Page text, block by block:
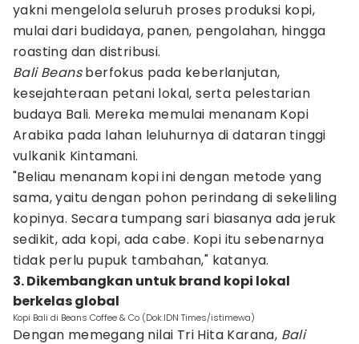
yakni mengelola seluruh proses produksi kopi,
mulai dari budidaya, panen, pengolahan, hingga
roasting dan distribusi.
Bali Beansberfokus pada keberlanjutan,
kesejahteraan petani lokal, serta pelestarian
budaya Bali. Mereka memulai menanam Kopi
Arabika pada lahan leluhurnya di dataran tinggi
vulkanik Kintamani.
"Beliau menanam kopi ini dengan metode yang
sama, yaitu dengan pohon perindang di sekeliling
kopinya. Secara tumpang sari biasanya ada jeruk
sedikit, ada kopi, ada cabe. Kopi itu sebenarnya
tidak perlu pupuk tambahan," katanya.
3. Dikembangkan untuk brand kopi lokal
berkelas global
Kopi Bali di Beans Coffee & Co (Dok.IDN Times/istimewa)
Dengan memegang nilai Tri Hita Karana, Bali